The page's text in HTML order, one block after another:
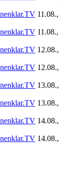
11.08.,
11.08.,
12.08.,
12.08.,
13.08.,
13.08.,
14.08.,
14.08.,